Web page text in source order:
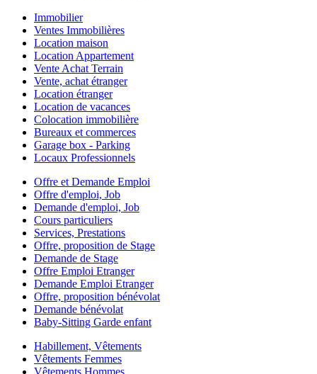
Immobilier
Ventes Immobilières
Location maison
Location Appartement
Vente Achat Terrain
Vente, achat étranger
Location étranger
Location de vacances
Colocation immobilière
Bureaux et commerces
Garage box - Parking
Locaux Professionnels
Offre et Demande Emploi
Offre d'emploi, Job
Demande d'emploi, Job
Cours particuliers
Services, Prestations
Offre, proposition de Stage
Demande de Stage
Offre Emploi Etranger
Demande Emploi Etranger
Offre, proposition bénévolat
Demande bénévolat
Baby-Sitting Garde enfant
Habillement, Vêtements
Vêtements Femmes
Vêtements Hommes